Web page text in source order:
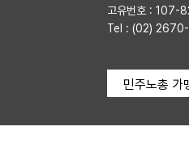
고유번호 : 107-
Tel : (02)
민주노총 가